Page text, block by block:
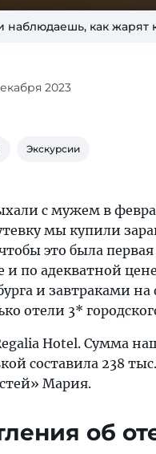
наблюдаешь, как жарят
2023
Экскурсии
с мужем в
мы купили
это была
и по адекватной
и завтраками на
отели 3*
Hotel. Сумма
составила 238
Мария.
об